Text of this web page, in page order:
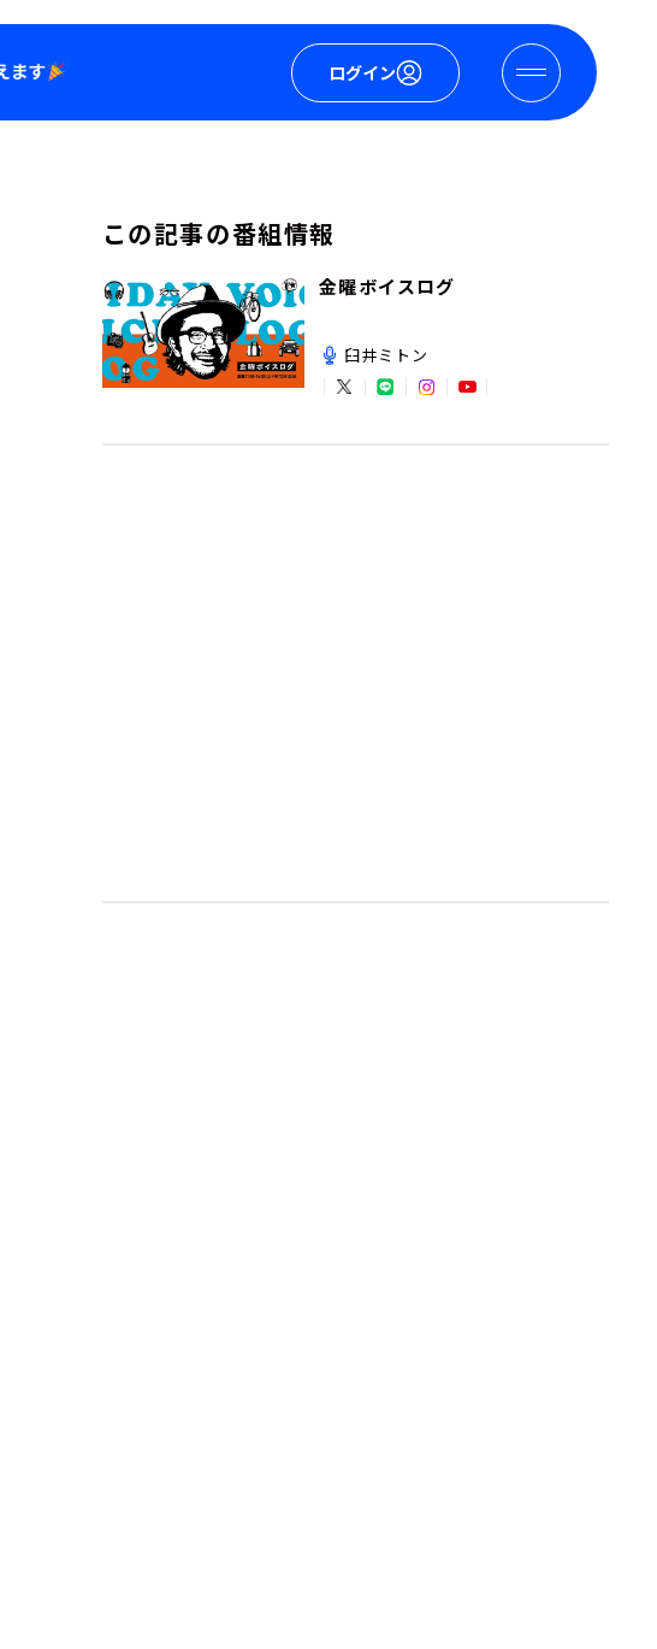
ログイン
この記事の番組情報
金曜ボイスログ
臼井ミトン